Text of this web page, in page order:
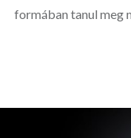
formában tanul meg